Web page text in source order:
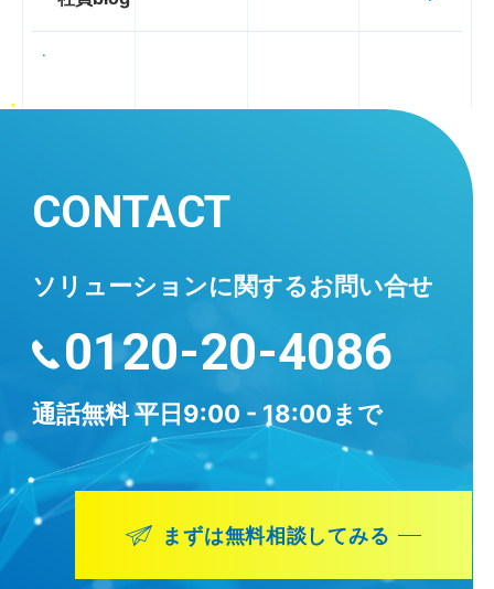
CONTACT
ソリューションに関するお問い合せ
0120-20-4086
通話無料平日9:00 - 18:00まで
まずは無料相談してみる